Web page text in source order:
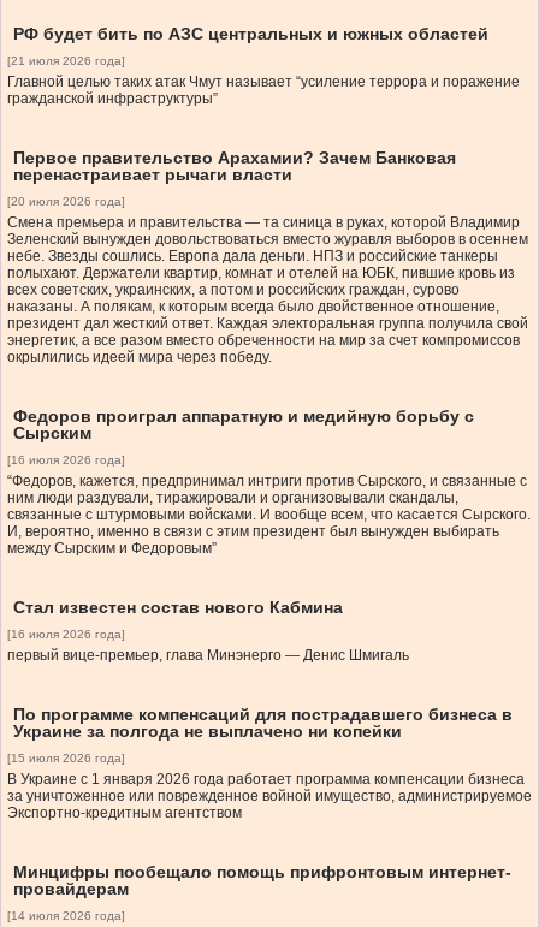
РФ будет бить по АЗС центральных и южных областей
[21 июля 2026 года]
Главной целью таких атак Чмут называет “усиление террора и поражение
гражданской инфраструктуры”
Первое правительство Арахамии? Зачем Банковая
перенастраивает рычаги власти
[20 июля 2026 года]
Смена премьера и правительства — та синица в руках, которой Владимир
Зеленский вынужден довольствоваться вместо журавля выборов в осеннем
небе. Звезды сошлись. Европа дала деньги. НПЗ и российские танкеры
полыхают. Держатели квартир, комнат и отелей на ЮБК, пившие кровь из
всех советских, украинских, а потом и российских граждан, сурово
наказаны. А полякам, к которым всегда было двойственное отношение,
президент дал жесткий ответ. Каждая электоральная группа получила свой
энергетик, а все разом вместо обреченности на мир за счет компромиссов
окрылились идеей мира через победу.
Федоров проиграл аппаратную и медийную борьбу с
Сырским
[16 июля 2026 года]
“Федоров, кажется, предпринимал интриги против Сырского, и связанные с
ним люди раздували, тиражировали и организовывали скандалы,
связанные с штурмовыми войсками. И вообще всем, что касается Сырского.
И, вероятно, именно в связи с этим президент был вынужден выбирать
между Сырским и Федоровым”
Стал известен состав нового Кабмина
[16 июля 2026 года]
первый вице-премьер, глава Минэнерго — Денис Шмигаль
По программе компенсаций для пострадавшего бизнеса в
Украине за полгода не выплачено ни копейки
[15 июля 2026 года]
В Украине с 1 января 2026 года работает программа компенсации бизнеса
за уничтоженное или поврежденное войной имущество, администрируемое
Экспортно-кредитным агентством
Минцифры пообещало помощь прифронтовым интернет-
провайдерам
[14 июля 2026 года]